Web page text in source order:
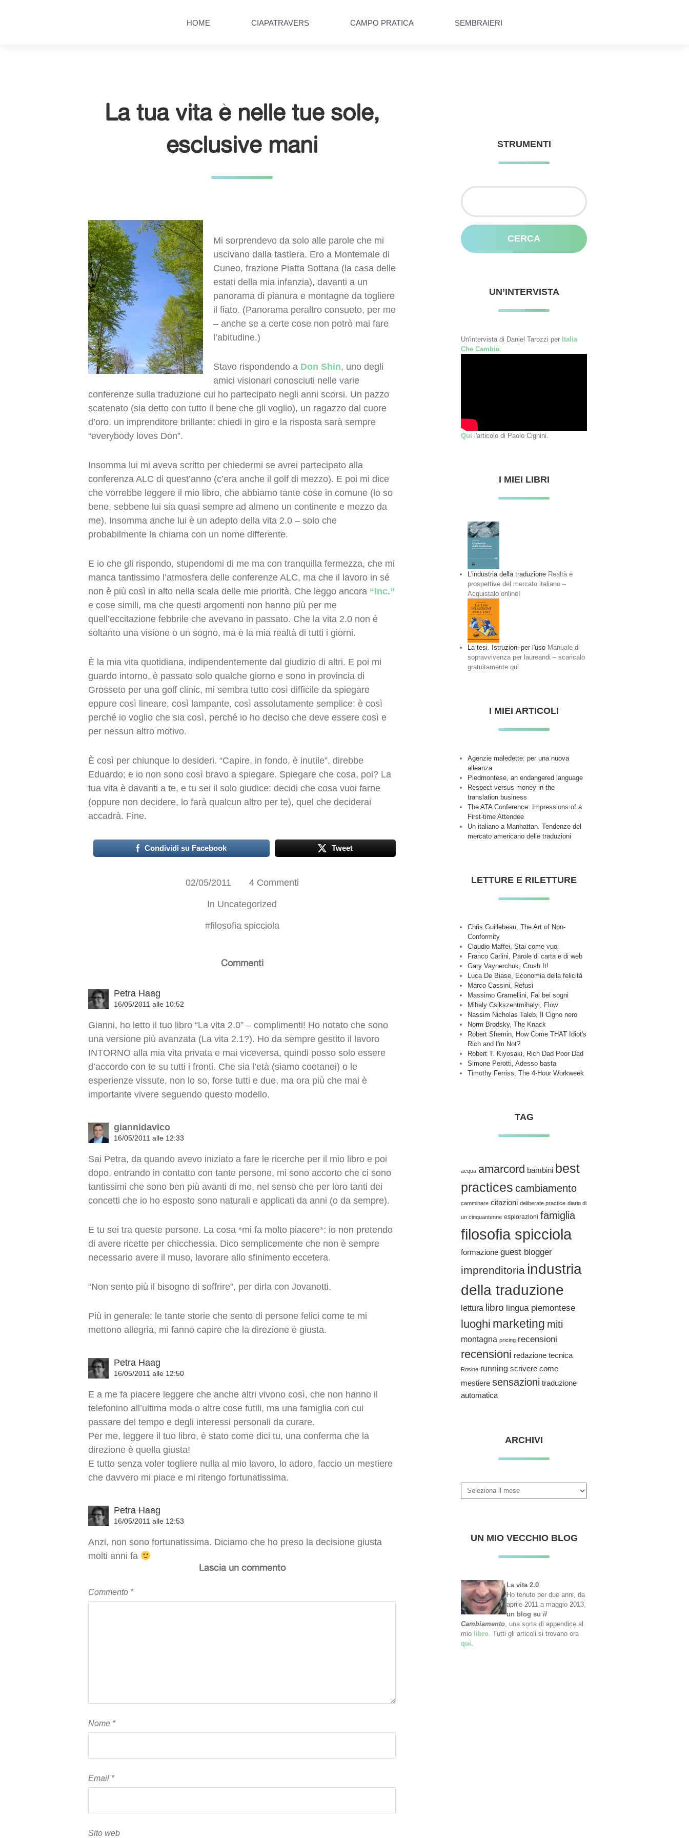
HOME CIAPATRAVERS CAMPO PRATICA SEMBRAIERI
La tua vita è nelle tue sole,
esclusive mani
Mi sorprendevo da solo alle parole che mi
uscivano dalla tastiera. Ero a Montemale di
Cuneo, frazione Piatta Sottana (la casa delle
estati della mia infanzia), davanti a un
panorama di pianura e montagne da togliere
il fiato. (Panorama peraltro consueto, per me
– anche se a certe cose non potrò mai fare
l’abitudine.)
Stavo rispondendo a Don Shin, uno degli
amici visionari conosciuti nelle varie
conferenze sulla traduzione cui ho partecipato negli anni scorsi. Un pazzo
scatenato (sia detto con tutto il bene che gli voglio), un ragazzo dal cuore
d’oro, un imprenditore brillante: chiedi in giro e la risposta sarà sempre
“everybody loves Don”.
Insomma lui mi aveva scritto per chiedermi se avrei partecipato alla
conferenza ALC di quest’anno (c’era anche il golf di mezzo). E poi mi dice
che vorrebbe leggere il mio libro, che abbiamo tante cose in comune (lo so
bene, sebbene lui sia quasi sempre ad almeno un continente e mezzo da
me). Insomma anche lui è un adepto della vita 2.0 – solo che
probabilmente la chiama con un nome differente.
E io che gli rispondo, stupendomi di me ma con tranquilla fermezza, che mi
manca tantissimo l’atmosfera delle conferenze ALC, ma che il lavoro in sé
non è più così in alto nella scala delle mie priorità. Che leggo ancora “Inc.”
e cose simili, ma che questi argomenti non hanno più per me
quell’eccitazione febbrile che avevano in passato. Che la vita 2.0 non è
soltanto una visione o un sogno, ma è la mia realtà di tutti i giorni.
È la mia vita quotidiana, indipendentemente dal giudizio di altri. E poi mi
guardo intorno, è passato solo qualche giorno e sono in provincia di
Grosseto per una golf clinic, mi sembra tutto così difficile da spiegare
eppure così lineare, così lampante, così assolutamente semplice: è così
perché io voglio che sia così, perché io ho deciso che deve essere così e
per nessun altro motivo.
È così per chiunque lo desideri. “Capire, in fondo, è inutile”, direbbe
Eduardo; e io non sono così bravo a spiegare. Spiegare che cosa, poi? La
tua vita è davanti a te, e tu sei il solo giudice: decidi che cosa vuoi farne
(oppure non decidere, lo farà qualcun altro per te), quel che deciderai
accadrà. Fine.
Condividi su Facebook Tweet
02/05/2011 4 Commenti
In Uncategorized
#filosofia spicciola
Commenti
Petra Haag
16/05/2011 alle 10:52
Gianni, ho letto il tuo libro “La vita 2.0” – complimenti! Ho notato che sono
una versione più avanzata (La vita 2.1?). Ho da sempre gestito il lavoro
INTORNO alla mia vita privata e mai viceversa, quindi posso solo essere
d’accordo con te su tutti i fronti. Che sia l’età (siamo coetanei) o le
esperienze vissute, non lo so, forse tutti e due, ma ora più che mai è
importante vivere seguendo questo modello.
giannidavico
16/05/2011 alle 12:33
Sai Petra, da quando avevo iniziato a fare le ricerche per il mio libro e poi
dopo, entrando in contatto con tante persone, mi sono accorto che ci sono
tantissimi che sono ben più avanti di me, nel senso che per loro tanti dei
concetti che io ho esposto sono naturali e applicati da anni (o da sempre).
E tu sei tra queste persone. La cosa *mi fa molto piacere*: io non pretendo
di avere ricette per chicchessia. Dico semplicemente che non è sempre
necessario avere il muso, lavorare allo sfinimento eccetera.
“Non sento più il bisogno di soffrire”, per dirla con Jovanotti.
Più in generale: le tante storie che sento di persone felici come te mi
mettono allegria, mi fanno capire che la direzione è giusta.
Petra Haag
16/05/2011 alle 12:50
E a me fa piacere leggere che anche altri vivono così, che non hanno il
telefonino all’ultima moda o altre cose futili, ma una famiglia con cui
passare del tempo e degli interessi personali da curare.
Per me, leggere il tuo libro, è stato come dici tu, una conferma che la
direzione è quella giusta!
E tutto senza voler togliere nulla al mio lavoro, lo adoro, faccio un mestiere
che davvero mi piace e mi ritengo fortunatissima.
Petra Haag
16/05/2011 alle 12:53
Anzi, non sono fortunatissima. Diciamo che ho preso la decisione giusta
molti anni fa
Lascia un commento
Commento *
Nome *
Email *
Sito web
STRUMENTI
Ricerca
per:
UN’INTERVISTA
Un'intervista di Daniel Tarozzi per Italia
Che Cambia:
Qui l'articolo di Paolo Cignini.
I MIEI LIBRI
L'industria della traduzioneRealtà e
prospettive del mercato italiano –
Acquistalo online!
La tesi. Istruzioni per l'usoManuale di
sopravvivenza per laureandi – scaricalo
gratuitamente qui
I MIEI ARTICOLI
Agenzie maledette: per una nuova
alleanza
Piedmontese, an endangered language
Respect versus money in the
translation business
The ATA Conference: Impressions of a
First-time Attendee
Un italiano a Manhattan. Tendenze del
mercato americano delle traduzioni
LETTURE E RILETTURE
Chris Guillebeau, The Art of Non-
Conformity
Claudio Maffei, Stai come vuoi
Franco Carlini, Parole di carta e di web
Gary Vaynerchuk, Crush It!
Luca De Biase, Economia della felicità
Marco Cassini, Refusi
Massimo Gramellini, Fai bei sogni
Mihaly Csikszentmihalyi, Flow
Nassim Nicholas Taleb, Il Cigno nero
Norm Brodsky, The Knack
Robert Shemin, How Come THAT Idiot's
Rich and I'm Not?
Robert T. Kiyosaki, Rich Dad Poor Dad
Simone Perotti, Adesso basta
Timothy Ferriss, The 4-Hour Workweek
TAG
acqua amarcord bambini best
practices cambiamento
camminare citazioni deliberate practice diario di
un cinquantenne esplorazioni famiglia
filosofia spicciola
formazione guest blogger
imprenditoria industria
della traduzione
lettura libro lingua piemontese
luoghi marketing miti
montagna pricing recensioni
recensioni redazione tecnica
Rosine running scrivere come
mestiere sensazioni traduzione
automatica
ARCHIVI
Archivi
UN MIO VECCHIO BLOG
La vita 2.0
Ho tenuto per due anni, da
aprile 2011 a maggio 2013,
un blog su il
Cambiamento, una sorta di appendice al
mio libro. Tutti gli articoli si trovano ora
qui.